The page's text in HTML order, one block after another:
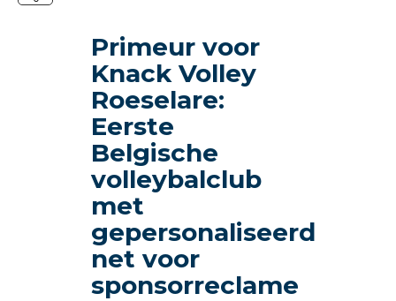
Primeur voor
Knack Volley
Roeselare:
Eerste
Belgische
volleybalclub
met
gepersonaliseerd
net voor
sponsorreclame